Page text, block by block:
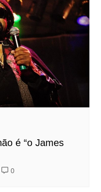
é “o James
0